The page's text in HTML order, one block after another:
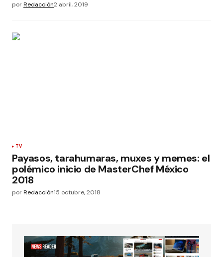
porRedacción2 abril, 2019
TV
Payasos, tarahumaras, muxes y memes: el
polémico inicio de MasterChef México
2018
porRedacción15 octubre, 2018